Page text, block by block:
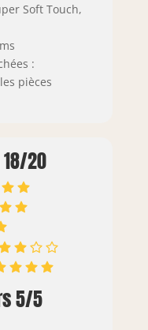
Soft Touch,
:
pièces
20
5/5